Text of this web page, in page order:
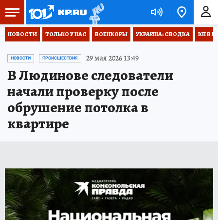
НОВОСТИ ТОЛЬКО У НАС ВОЕНКОРЫ УКРАИНА: СВОДКА КП В
НОВОСТИ ПРОИСШЕСТВИЯ 29 мая 2026 13:49
В Людинове следователи
начали проверку после
обрушение потолка в
квартире